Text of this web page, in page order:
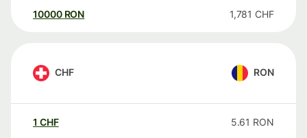
10000 RON 1,781 CHF
CHF RON
1 CHF 5.61 RON